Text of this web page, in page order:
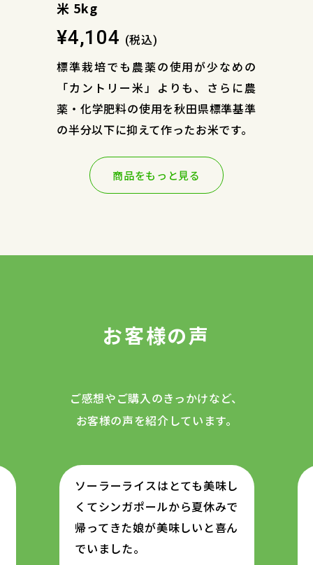
米 5kg
¥4,104 (税込)
標準栽培でも農薬の使用が少なめの
「カントリー米」よりも、さらに農
薬・化学肥料の使用を秋田県標準基準
の半分以下に抑えて作ったお米です。
商品をもっと見る
お客様の声
ご感想やご購入のきっかけなど、
お客様の声を紹介しています。
ソーラーライスはとても美味し
くてシンガポールから夏休みで
帰ってきた娘が美味しいと喜ん
でいました。